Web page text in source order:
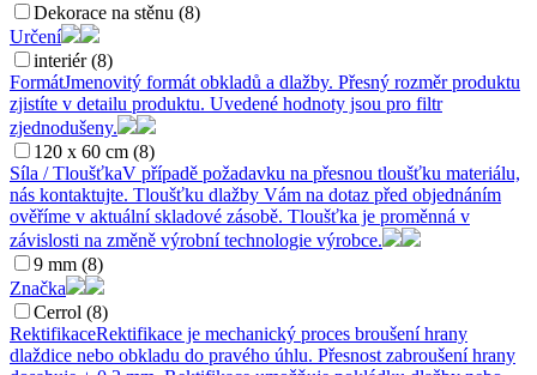
Dekorace na stěnu (8)
Určení
interiér (8)
FormátJmenovitý formát obkladů a dlažby. Přesný rozměr produktu
zjistíte v detailu produktu. Uvedené hodnoty jsou pro filtr
zjednodušeny.
120 x 60 cm (8)
Síla / TloušťkaV případě požadavku na přesnou tloušťku materiálu,
nás kontaktujte. Tloušťku dlažby Vám na dotaz před objednáním
ověříme v aktuální skladové zásobě. Tloušťka je proměnná v
závislosti na změně výrobní technologie výrobce.
9 mm (8)
Značka
Cerrol (8)
RektifikaceRektifikace je mechanický proces broušení hrany
dlaždice nebo obkladu do pravého úhlu. Přesnost zabroušení hrany